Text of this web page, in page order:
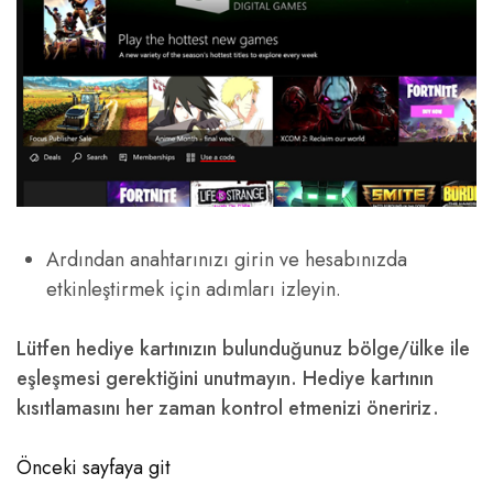
Ardından anahtarınızı girin ve hesabınızda
etkinleştirmek için adımları izleyin.
Lütfen hediye kartınızın bulunduğunuz bölge/ülke ile
eşleşmesi gerektiğini unutmayın. Hediye kartının
kısıtlamasını her zaman kontrol etmenizi öneririz.
Önceki sayfaya git